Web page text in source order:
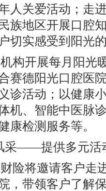
人关爱活动；走
族地区开展口腔
切实感受到阳光
构开展每月阳光
赛德阳光口腔医
诊活动；以健康
机、智能中医脉
康检测服务等。
采——提供多元活
险将邀请客户走
，带领客户了解